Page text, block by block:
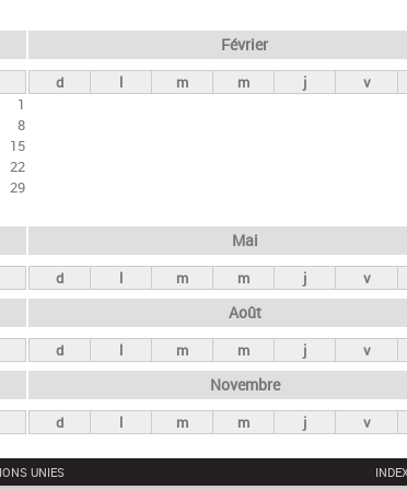
1
8
15
22
29
Février
d l m m j v
Mai
d l m m j v
Août
d l m m j v
Novembre
d l m m j v
UNIES